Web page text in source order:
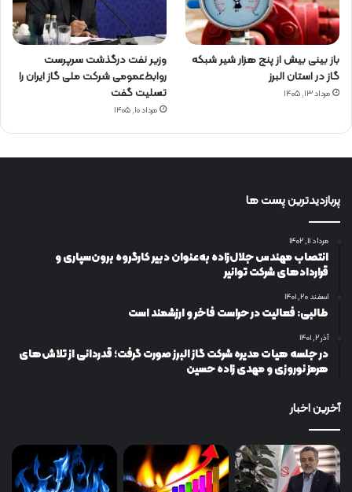
باز بینی بیش از پنج هزار شیر شبکه
گاز در استان البرز
مرداد ۱۳, ۱۴۰۵
وزیر نفت درگذشت سرپرست
روابط‌عمومی شرکت ملی گاز ایران را
تسلیت گفت
مرداد ۱۰, ۱۴۰۵
پربازدیدترین پست ها
مرداد ۱۱, ۱۴۰۲
انتصاب مهندس جلال‌زاده به‌عنوان دبیر كارگروه برون‌سپاری و
قراردادهای شركت توانیر
اسفند ۲۰, ۱۴۰۱
طالبی: فعالیت در حراست فاخر و ارزشمند است
آذر ۲, ۱۴۰۱
در جلسه هیات مدیره شرکت گاز البرز صورت گرفت؛ قدردانی از تلاش‌های
هرمز نوروزی و مهدی زاده حسین
آخرین اخبار